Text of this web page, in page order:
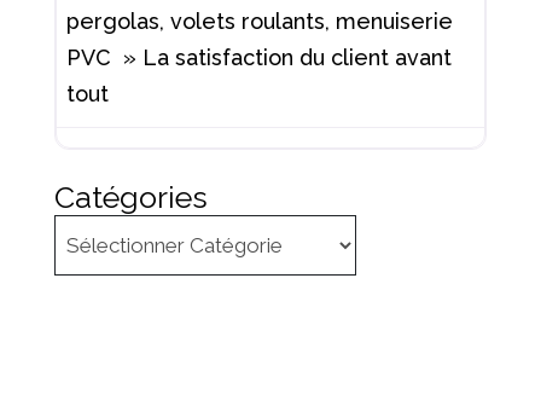
pergolas, volets roulants, menuiserie
PVC » La satisfaction du client avant
tout
Catégories